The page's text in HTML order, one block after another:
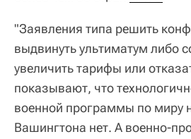
"Заявления типа решить
выдвинуть ультиматум либо
увеличить тарифы или
показывают, что
военной программы по миру
Вашингтона нет. А военно-